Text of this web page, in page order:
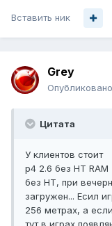
Вставить ник
Grey
Опубликовано
Цитата
У клиентов стоит
p4 2.6 без HT
без HT, при
загружен... Есил
256 метрах, а